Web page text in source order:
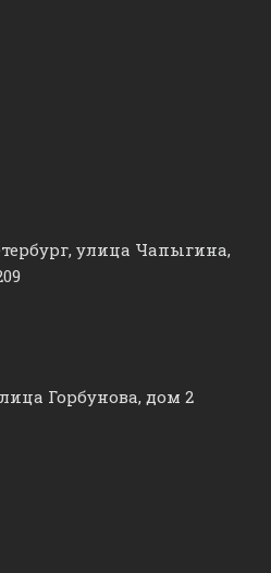
улица Чапыгина,
Горбунова, дом 2